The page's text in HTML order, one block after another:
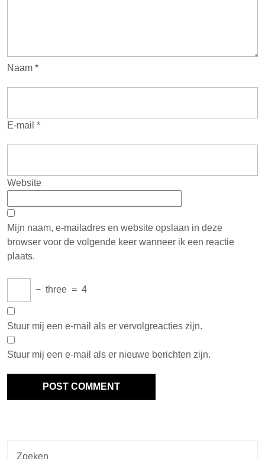
Naam *
E-mail *
Website
Mijn naam, e-mailadres en website opslaan in deze
browser voor de volgende keer wanneer ik een reactie
plaats.
− three = 4
Stuur mij een e-mail als er vervolgreacties zijn.
Stuur mij een e-mail als er nieuwe berichten zijn.
Zoeken